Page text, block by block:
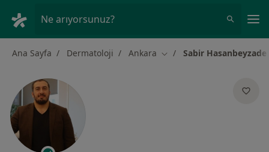
Ne arıyorsunuz?
Ana Sayfa Dermatoloji Ankara Şehir değiştir
Sabir Hasanbeyzade